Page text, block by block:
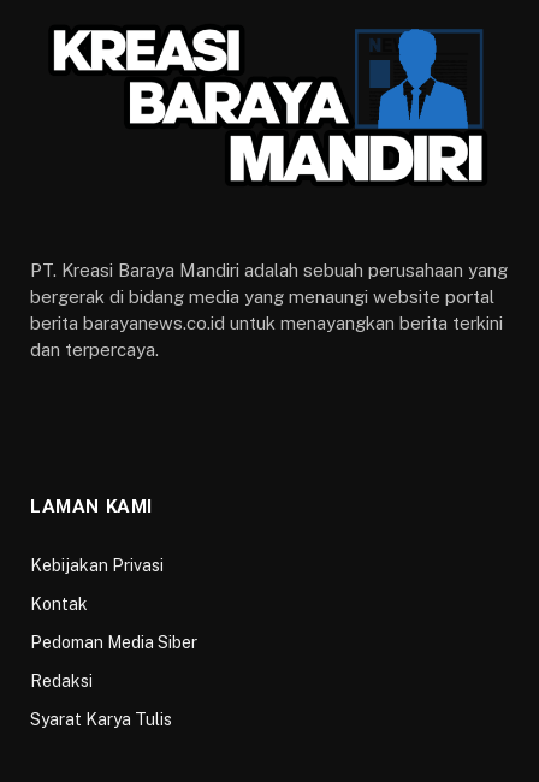
PT. Kreasi Baraya Mandiri adalah sebuah perusahaan yang
bergerak di bidang media yang menaungi website portal
berita barayanews.co.id untuk menayangkan berita terkini
dan terpercaya.
LAMAN KAMI
Kebijakan Privasi
Kontak
Pedoman Media Siber
Redaksi
Syarat Karya Tulis